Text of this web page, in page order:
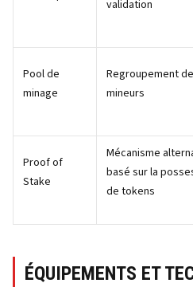
validation
Pool de
minage
Regroupement de
mineurs
Proof of
Stake
Mécanisme
basé sur la
de tokens
ÉQUIPEMENTS ET